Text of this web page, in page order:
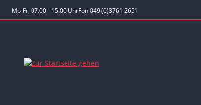
Hauptinhalt springen
Zur Suche springen
Zur Hauptnavigation springen
Mo-Fr, 07.00 - 15.00 UhrFon 049 (0)3761 2651